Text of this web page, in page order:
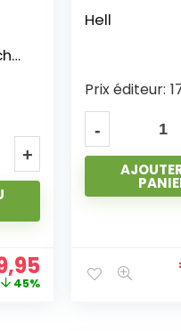
71%
Au péril de
Prix éditeur: